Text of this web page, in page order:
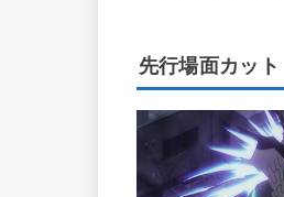
先行場面カット